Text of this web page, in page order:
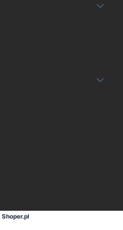
Shoper.pl